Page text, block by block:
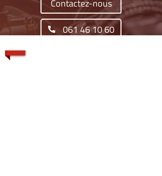
Contactez-nous
061 46 10 60